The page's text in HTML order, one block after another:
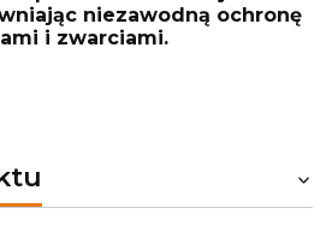
niezawodną ochronę
i zwarciami.